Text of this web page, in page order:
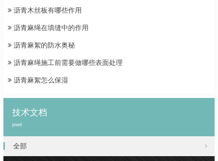
沥青木丝板有哪些作用
沥青麻绳在填缝中的作用
沥青麻絮的防水奥秘
沥青麻绳施工前需要做哪些表面处理
沥青麻絮怎么保湿
技术文档
jswd
全部